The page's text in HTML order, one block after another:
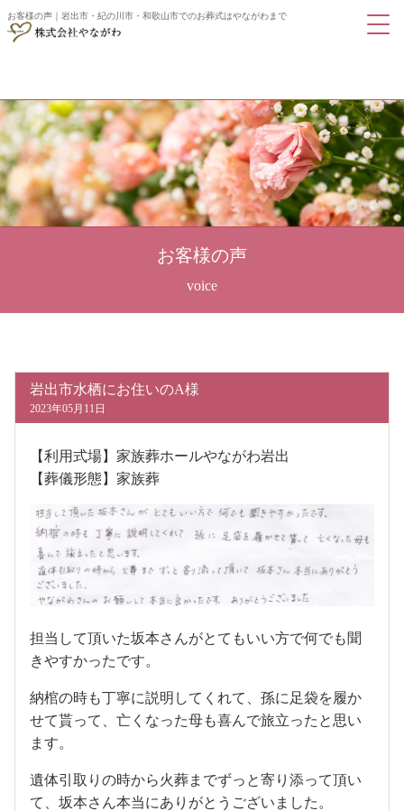
お客様の声｜岩出市・紀の川市・和歌山市でのお葬式はやながわまで
お客様の声
岩出市水栖にお住いのA様
2023年05月11日
【利用式場】家族葬ホールやながわ岩出
【葬儀形態】家族葬
担当して頂いた坂本さんがとてもいい方で何でも聞
きやすかったです。
納棺の時も丁寧に説明してくれて、孫に足袋を履か
せて貰って、亡くなった母も喜んで旅立ったと思い
ます。
遺体引取りの時から火葬までずっと寄り添って頂い
て、坂本さん本当にありがとうございました。